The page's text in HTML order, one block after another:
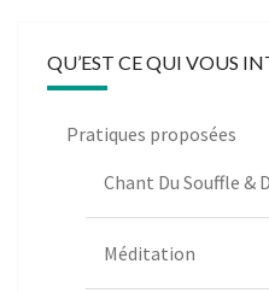
QU’EST CE QUI VOUS
Pratiques proposées
Chant Du Souffle &
Méditation